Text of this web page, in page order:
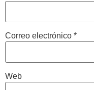
Correo electrónico *
Web